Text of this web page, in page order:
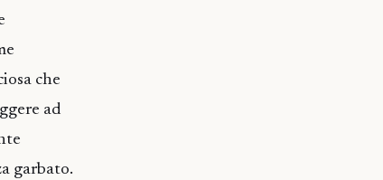
che
ad
garbato.